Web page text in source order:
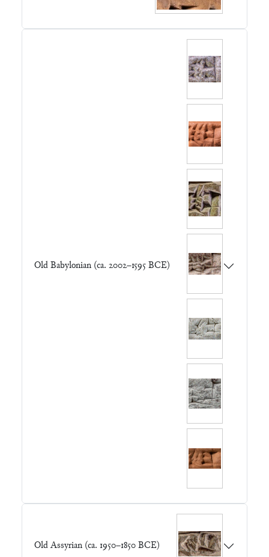
Old Babylonian (ca. 2002–1595 BCE)
Old Assyrian (ca. 1950–1850 BCE)